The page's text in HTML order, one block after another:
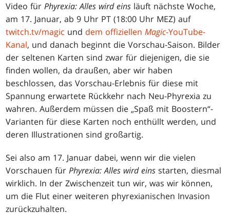
Video fürPhyrexia: Alles wird eins läuft nächste Woche,
am 17. Januar, ab 9 Uhr PT (18:00 Uhr MEZ) auf
twitch.tv/magic und dem offiziellenMagic-YouTube-
Kanal, und danach beginnt die Vorschau-Saison. Bilder
der seltenen Karten sind zwar für diejenigen, die sie
finden wollen, da draußen, aber wir haben
beschlossen, das Vorschau-Erlebnis für diese mit
Spannung erwartete Rückkehr nach Neu-Phyrexia zu
wahren. Außerdem müssen die „Spaß mit Boostern“-
Varianten für diese Karten noch enthüllt werden, und
deren Illustrationen sind großartig.
Sei also am 17. Januar dabei, wenn wir die vielen
Vorschauen fürPhyrexia: Alles wird eins starten, diesmal
wirklich. In der Zwischenzeit tun wir, was wir können,
um die Flut einer weiteren phyrexianischen Invasion
zurückzuhalten.